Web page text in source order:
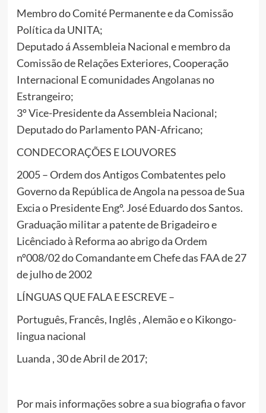
Membro do Comité Permanente e da Comissão
Política da UNITA;
Deputado á Assembleia Nacional e membro da
Comissão de Relações Exteriores, Cooperação
Internacional E comunidades Angolanas no
Estrangeiro;
3º Vice-Presidente da Assembleia Nacional;
Deputado do Parlamento PAN-Africano;
CONDECORAÇÕES E LOUVORES
2005 – Ordem dos Antigos Combatentes pelo
Governo da República de Angola na pessoa de Sua
Excia o Presidente Engº. José Eduardo dos Santos.
Graduação militar a patente de Brigadeiro e
Licênciado à Reforma ao abrigo da Ordem
nº008/02 do Comandante em Chefe das FAA de 27
de julho de 2002
LÍNGUAS QUE FALA E ESCREVE –
Português, Francês, Inglês , Alemão e o Kikongo-
lingua nacional
Luanda , 30 de Abril de 2017;
Por mais informações sobre a sua biografia o favor